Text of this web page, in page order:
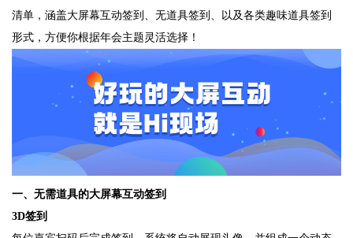
清单，涵盖大屏幕互动签到、无道具签到、以及各类趣味道具签到
形式，方便你根据年会主题灵活选择！
一、无需道具的大屏幕互动签到
3D签到